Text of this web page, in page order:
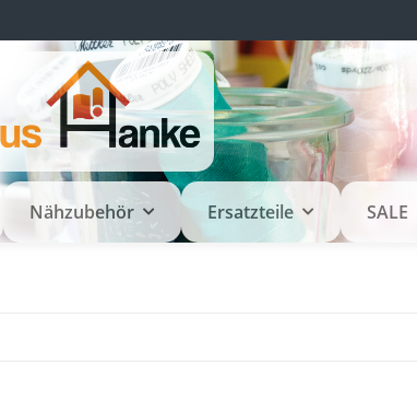
Nähzubehör Ersatzteile SALE